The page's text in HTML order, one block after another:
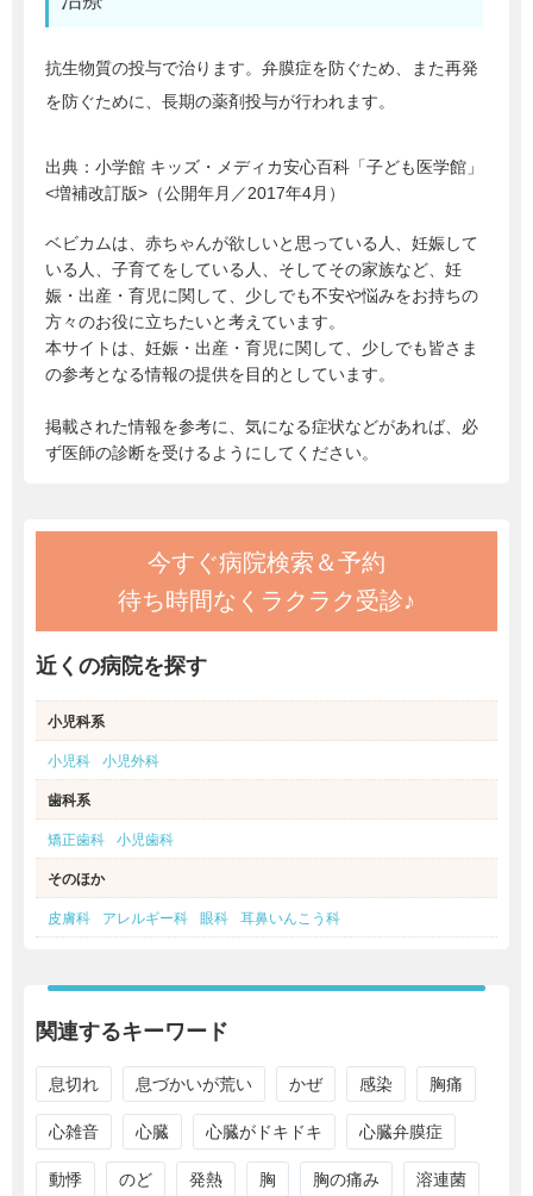
抗生物質の投与で治ります。弁膜症を防ぐため、また再発
を防ぐために、長期の薬剤投与が行われます。
出典： 小学館 キッズ・メディカ安心百科「子ども医学館」
<増補改訂版>（公開年月／2017年4月）
ベビカムは、赤ちゃんが欲しいと思っている人、妊娠して
いる人、子育てをしている人、そしてその家族など、妊
娠・出産・育児に関して、少しでも不安や悩みをお持ちの
方々のお役に立ちたいと考えています。
本サイトは、妊娠・出産・育児に関して、少しでも皆さま
の参考となる情報の提供を目的としています。
掲載された情報を参考に、気になる症状などがあれば、必
ず医師の診断を受けるようにしてください。
今すぐ病院検索＆予約
待ち時間なくラクラク受診♪
近くの病院を探す
小児科系
小児科 小児外科
歯科系
矯正歯科 小児歯科
そのほか
皮膚科 アレルギー科 眼科 耳鼻いんこう科
関連するキーワード
息切れ 息づかいが荒い かぜ 感染 胸痛
心雑音 心臓 心臓がドキドキ 心臓弁膜症
動悸 のど 発熱 胸 胸の痛み 溶連菌